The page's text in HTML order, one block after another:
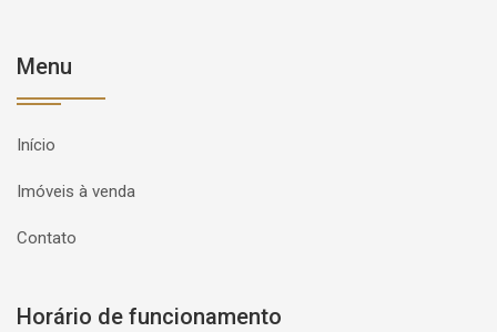
Menu
Início
Imóveis à venda
Contato
Horário de funcionamento